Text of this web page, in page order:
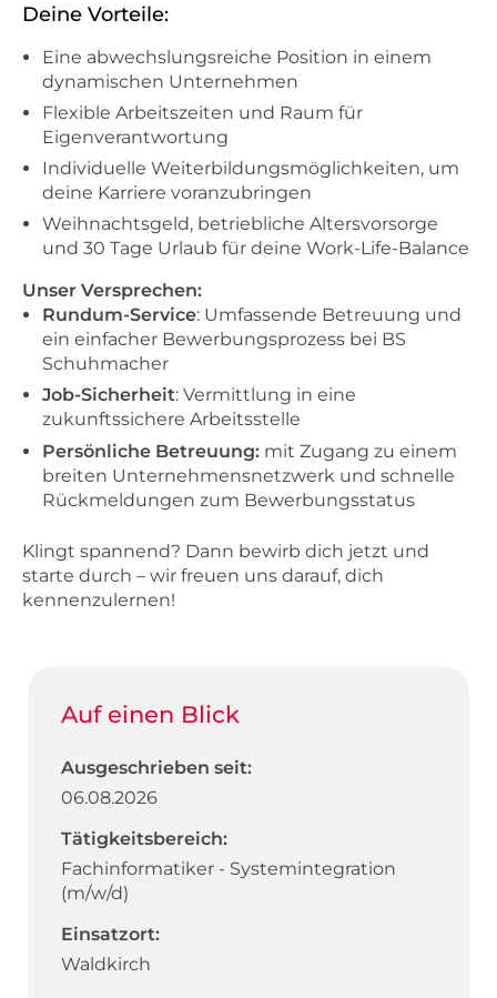
Deine Vorteile:
Eine abwechslungsreiche Position in einem
dynamischen Unternehmen
Flexible Arbeitszeiten und Raum für
Eigenverantwortung
Individuelle Weiterbildungsmöglichkeiten, um
deine Karriere voranzubringen
Weihnachtsgeld, betriebliche Altersvorsorge
und 30 Tage Urlaub für deine Work-Life-Balance
Unser Versprechen:
Rundum-Service: Umfassende Betreuung und
ein einfacher Bewerbungsprozess bei BS
Schuhmacher
Job-Sicherheit: Vermittlung in eine
zukunftssichere Arbeitsstelle
Persönliche Betreuung: mit Zugang zu einem
breiten Unternehmensnetzwerk und schnelle
Rückmeldungen zum Bewerbungsstatus
Klingt spannend? Dann bewirb dich jetzt und
starte durch – wir freuen uns darauf, dich
kennenzulernen!
Auf einen Blick
Ausgeschrieben seit:
06.08.2026
Tätigkeitsbereich:
Fachinformatiker - Systemintegration
(m/w/d)
Einsatzort:
Waldkirch